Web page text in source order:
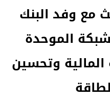
مع وفد البنك
الموحدة
وتحسين